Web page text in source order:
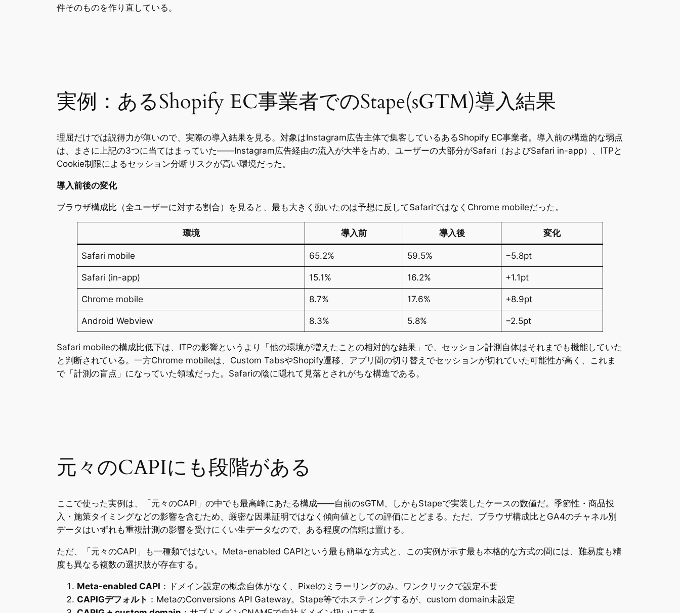
件そのものを作り直している。
実例：あるShopify EC事業者でのStape(sGTM)導入結果
理屈だけでは説得力が薄いので、実際の導入結果を見る。対象はInstagram広告主体で集客しているあるShopify EC事業者。導入前の構造的な弱点
は、まさに上記の3つに当てはまっていた——Instagram広告経由の流入が大半を占め、ユーザーの大部分がSafari（およびSafari in-app）、ITPと
Cookie制限によるセッション分断リスクが高い環境だった。
導入前後の変化
ブラウザ構成比（全ユーザーに対する割合）を見ると、最も大きく動いたのは予想に反してSafariではなくChrome mobileだった。
環境 導入前 導入後 変化
Safari mobile 65.2% 59.5% −5.8pt
Safari (in-app) 15.1% 16.2% +1.1pt
Chrome mobile 8.7% 17.6% +8.9pt
Android Webview 8.3% 5.8% −2.5pt
Safari mobileの構成比低下は、ITPの影響というより「他の環境が増えたことの相対的な結果」で、セッション計測自体はそれまでも機能していた
と判断されている。一方Chrome mobileは、Custom TabsやShopify遷移、アプリ間の切り替えでセッションが切れていた可能性が高く、これま
で「計測の盲点」になっていた領域だった。Safariの陰に隠れて見落とされがちな構造である。
元々のCAPIにも段階がある
ここで使った実例は、「元々のCAPI」の中でも最高峰にあたる構成——自前のsGTM、しかもStapeで実装したケースの数値だ。季節性・商品投
入・施策タイミングなどの影響を含むため、厳密な因果証明ではなく傾向値としての評価にとどまる。ただ、ブラウザ構成比とGA4のチャネル別
データはいずれも重複計測の影響を受けにくい生データなので、ある程度の信頼は置ける。
ただ、「元々のCAPI」も一種類ではない。Meta-enabled CAPIという最も簡単な方式と、この実例が示す最も本格的な方式の間には、難易度も精
度も異なる複数の選択肢が存在する。
Meta-enabled CAPI ：ドメイン設定の概念自体がなく、Pixelのミラーリングのみ。ワンクリックで設定不要
CAPIGデフォルト ：MetaのConversions API Gateway。Stape等でホスティングするが、custom domain未設定